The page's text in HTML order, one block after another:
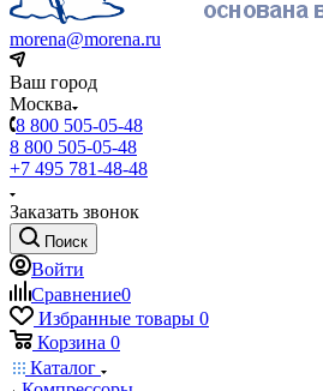
morena@morena.ru
Ваш город
Москва
8 800 505-05-48
8 800 505-05-48
+7 495 781-48-48
Заказать звонок
Поиск
Войти
Сравнение0
Избранные товары 0
Корзина 0
Каталог